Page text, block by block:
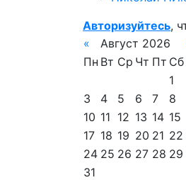
Авторизуйтесь,
«
Август 2026
Пн Вт Ср Чт Пт Сб
1
3
4 5 6 7 8
10 11 12 13 14 15
17 18 19 20 21 22
24 25 26 27 28 29
31